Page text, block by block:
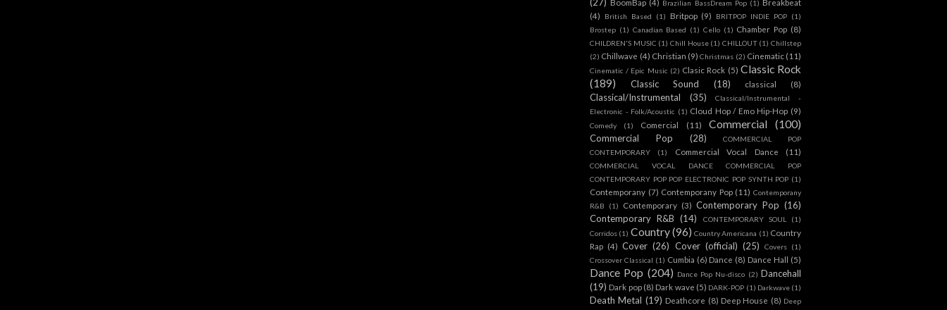
BoomBap (4) Brazilian BassDream Pop (1) Breakbeat
(4)
British Based (1) Britpop (9) BRITPOP INDIE POP (1)
Brostep (1) Canadian Based (1) Cello (1) Chamber Pop (8)
CHILDREN'S MUSIC (1) Chill House (1) CHILLOUT (1) Chillstep
(2) Chillwave (4) Christian (9) Christmas (2) Cinematic (11)
Cinematic / Epic Music (2) Clasic Rock (5) Classic Rock
(189)
Classic Sound (18) classical (8)
Classical/Instrumental (35)
Classical/Instrumental -
Electronic - Folk/Acoustic (1) Cloud Hop / Emo Hip-Hop (9)
Comedy (1) Comercial (11) Commercial (100)
Commercial Pop (28)
COMMERCIAL POP
CONTEMPORARY
(1) Commercial Vocal Dance (11)
COMMERCIAL VOCAL DANCE COMMERCIAL POP
CONTEMPORARY POP POP ELECTRONIC POP SYNTH POP (1)
Contemporany (7) Contemporany Pop (11) Contemporany
R&B
(1) Contemporary (3) Contemporary Pop (16)
Contemporary R&B (14) CONTEMPORARY SOUL
(1)
Corridos (1) Country(96) Country Americana (1) Country
Rap (4) Cover (26) Cover (official) (25) Covers (1)
Crossover Classical (1) Cumbia (6) Dance (8) Dance Hall (5)
Dance Pop (204) Dance Pop Nu-disco (2) Dancehall
(19) Dark pop (8) Dark wave (5) DARK-POP (1) Darkwave (1)
Death Metal (19) Deathcore (8) Deep House (8) Deep